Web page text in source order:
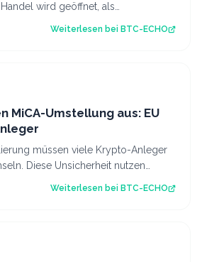
wird geöffnet, als
Kryptowährungen jedoch
Weiterlesen bei BTC-ECHO
MiCA-Umstellung aus: EU
müssen viele Krypto-Anleger
Diese Unsicherheit nutzen
Weiterlesen bei BTC-ECHO